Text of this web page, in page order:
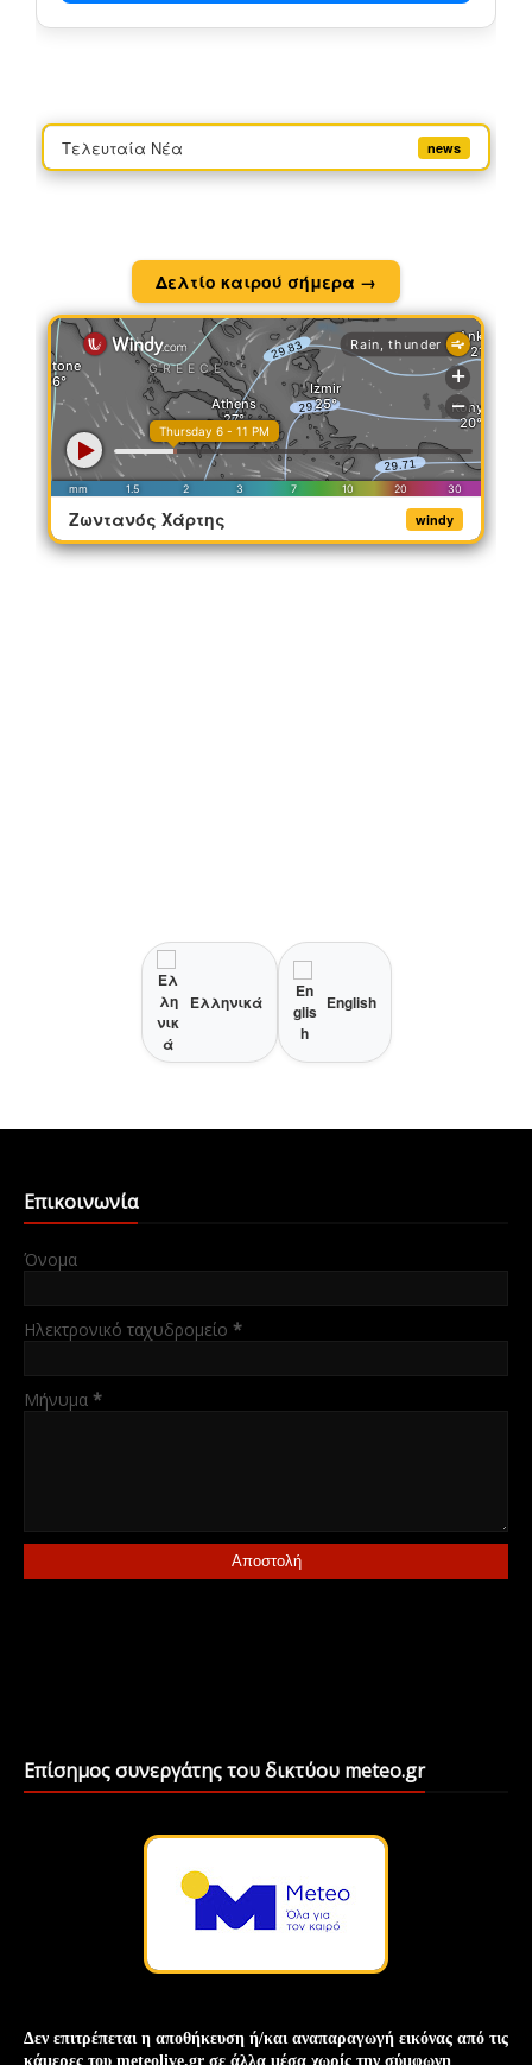
Τελευταία Νέα news
Δελτίο καιρού σήμερα →
Ζωντανός Χάρτης windy
Ελληνικά English
Επικοινωνία
Όνομα
Ηλεκτρονικό ταχυδρομείο *
Μήνυμα *
Επίσημος συνεργάτης του δικτύου meteo.gr
Δεν επιτρέπεται η αποθήκευση ή/και αναπαραγωγή εικόνας από τις
κάμερες του meteolive.gr σε άλλα μέσα χωρίς την σύμφωνη